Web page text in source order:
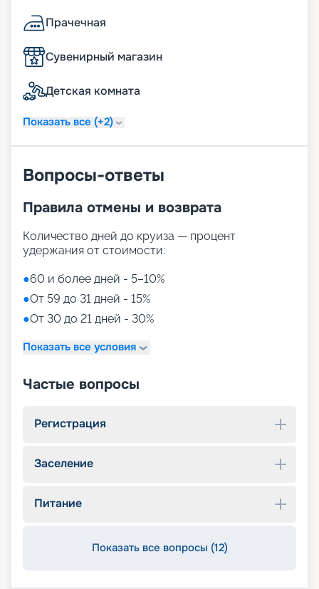
Прачечная
Сувенирный магазин
Детская комната
Показать все (+2)
Вопросы-ответы
Правила отмены и возврата
Количество дней до круиза — процент
удержания от стоимости:
●60 и более дней - 5–10%
●От 59 до 31 дней - 15%
●От 30 до 21 дней - 30%
Показать все условия
Частые вопросы
Регистрация
Заселение
Питание
Показать все вопросы (12)